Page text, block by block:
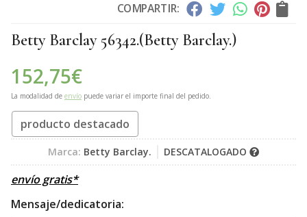
COMPARTIR:
Betty Barclay 56342.(Betty Barclay.)
152,75€
La modalidad de envío puede variar el importe final del pedido.
producto destacado
Marca: Betty Barclay. DESCATALOGADO
envío gratis*
Mensaje/dedicatoria: